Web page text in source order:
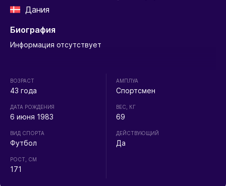
Дания
Биография
Информация отсутствует
ВОЗРАСТ
43 года
ДАТА РОЖДЕНИЯ
6 июня 1983
ВИД СПОРТА
Футбол
РОСТ, СМ
171
АМПЛУА
Спортсмен
ВЕС, КГ
69
ДЕЙСТВУЮЩИЙ
Да